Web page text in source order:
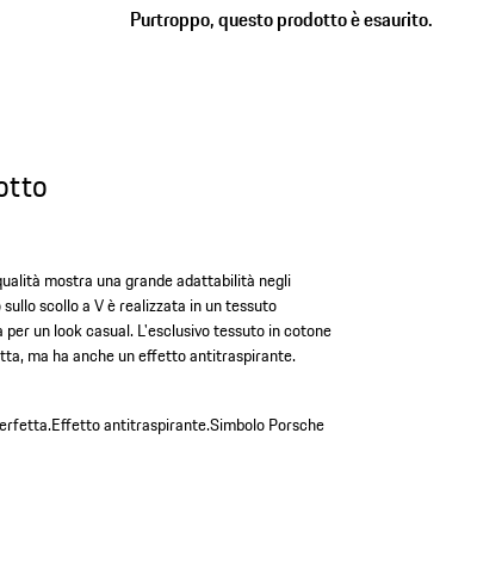
Purtroppo, questo prodotto è esaurito.
mostra una grande adattabilità negli
scollo a V è realizzata in un tessuto
un look casual. L'esclusivo tessuto in cotone
ma ha anche un effetto antitraspirante.
Effetto antitraspirante.Simbolo Porsche